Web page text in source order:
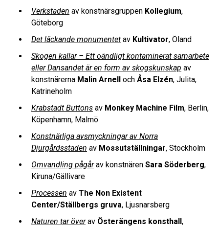
Verkstaden av konstnärsgruppen Kollegium,
Göteborg
Det läckande monumentet av Kultivator, Öland
Skogen kallar – Ett oändligt kontaminerat samarbete
eller Dansandet är en form av skogskunskap av
konstnärerna Malin Arnell och Åsa Elzén, Julita,
Katrineholm
Krabstadt Buttons av Monkey Machine Film, Berlin,
Köpenhamn, Malmö
Konstnärliga avsmyckningar av Norra
Djurgårdsstaden av Mossutställningar, Stockholm
Omvandling pågårav konstnären Sara Söderberg,
Kiruna/Gällivare
Processen av The Non Existent
Center/Ställbergs gruva, Ljusnarsberg
Naturen tar överav Österängens konsthall,